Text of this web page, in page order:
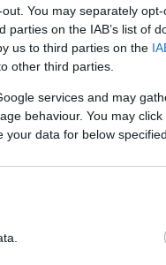
You may separately
on the IAB’s list of
us to third parties on the
other third parties.
services and may
behaviour. You may
data for below
σε προσωρινή
ημέρες στα